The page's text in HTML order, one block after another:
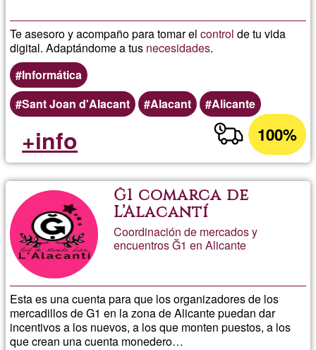
Te asesoro y acompaño para tomar elcontrol de tu vida
digital. Adaptándome a tus necesidades.
Informática
Sant Joan d'Alacant
Alacant Alicante
100%
+info
Ğ1 comarca de
L’Alacantí
Coordinación de mercados y
encuentros Ğ1 en Alicante
Esta es una cuenta para que los organizadores de los
mercadillos de G1 en la zona de Alicante puedan dar
incentivos a los nuevos, a los que monten puestos, a los
que crean una cuenta monedero…